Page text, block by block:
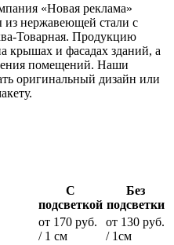
«Новая реклама»
из нержавеющей стали с
Товарная. Продукцию
крышах и фасадах зданий, а
помещений. Наши
оригинальный дизайн или
С
подсветкой
Без
подсветки
от 170 руб.
/ 1 см
от 130 руб.
/ 1см